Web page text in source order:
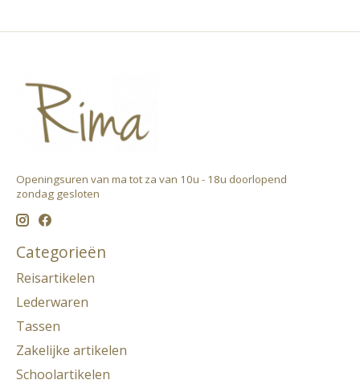
Openingsuren van ma tot za van 10u - 18u doorlopend ​
zondag gesloten
Categorieën
Reisartikelen
Lederwaren
Tassen
Zakelijke artikelen
Schoolartikelen